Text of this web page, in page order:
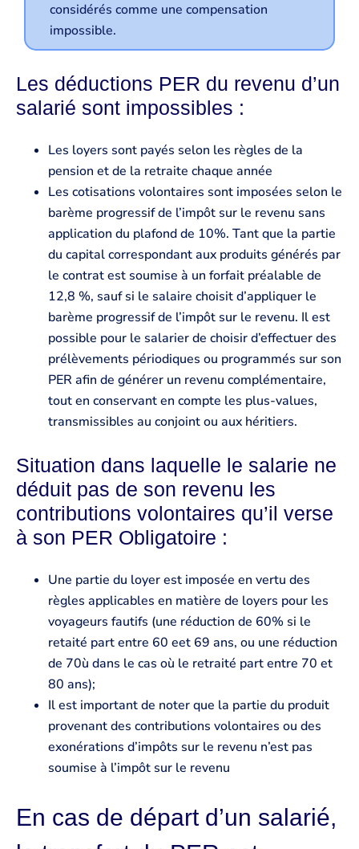
considérés comme une compensation
impossible.
Les déductions PER du revenu d’un
salarié sont impossibles :
Les loyers sont payés selon les règles de la
pension et de la retraite chaque année
Les cotisations volontaires sont imposées selon le
barème progressif de l’impôt sur le revenu sans
application du plafond de 10%. Tant que la partie
du capital correspondant aux produits générés par
le contrat est soumise à un forfait préalable de
12,8 %, sauf si le salaire choisit d’appliquer le
barème progressif de l’impôt sur le revenu. Il est
possible pour le salarier de choisir d’effectuer des
prélèvements périodiques ou programmés sur son
PER afin de générer un revenu complémentaire,
tout en conservant en compte les plus-values,
transmissibles au conjoint ou aux héritiers.
Situation dans laquelle le salarie ne
déduit pas de son revenu les
contributions volontaires qu’il verse
à son PER Obligatoire :
Une partie du loyer est imposée en vertu des
règles applicables en matière de loyers pour les
voyageurs fautifs (une réduction de 60% si le
retaité part entre 60 eet 69 ans, ou une réduction
de 70ù dans le cas où le retraité part entre 70 et
80 ans);
Il est important de noter que la partie du produit
provenant des contributions volontaires ou des
exonérations d’impôts sur le revenu n’est pas
soumise à l’impôt sur le revenu
En cas de départ d’un salarié,